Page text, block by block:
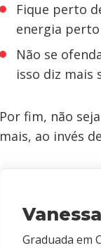
Fique perto
energia
Não se
isso diz mais
Por fim, não
mais, ao invés
Graduada em